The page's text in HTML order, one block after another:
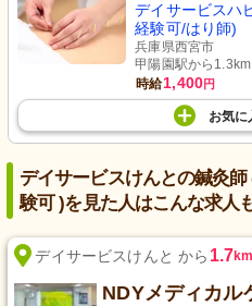
デイサービスハ
経験可/はり師)
兵庫県西宮市
甲陽園駅から1.3km
時給1,400円
お気に
デイサービスけんとの鍼灸
験可 )を見た人はこんな求人
デイサービスけんと から 1.7km
NDYメディカル